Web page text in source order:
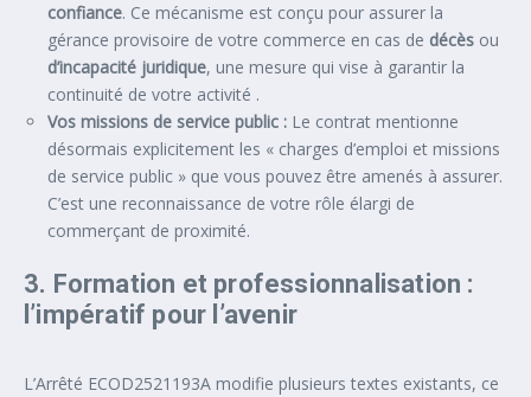
confiance. Ce mécanisme est conçu pour assurer la
gérance provisoire de votre commerce en cas de décès ou
d’incapacité juridique, une mesure qui vise à garantir la
continuité de votre activité .
Vos missions de service public : Le contrat mentionne
désormais explicitement les « charges d’emploi et missions
de service public » que vous pouvez être amenés à assurer.
C’est une reconnaissance de votre rôle élargi de
commerçant de proximité.
3. Formation et professionnalisation :
l’impératif pour l’avenir
L’Arrêté ECOD2521193A modifie plusieurs textes existants, ce